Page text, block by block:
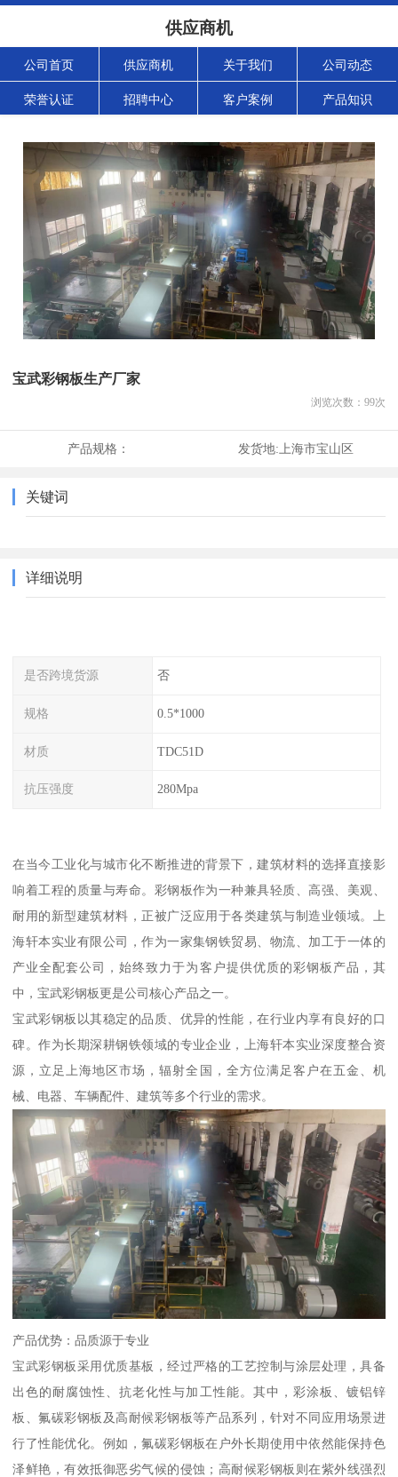
供应商机
公司首页 供应商机 关于我们 公司动态
荣誉认证 招聘中心 客户案例 产品知识
宝武彩钢板生产厂家
浏览次数： 99次
产品规格： 发货地: 上海市宝山区
关键词
详细说明
是否跨境货源 否
规格 0.5*1000
材质 TDC51D
抗压强度 280Mpa
在当今工业化与城市化不断推进的背景下，建筑材料的选择直接影
响着工程的质量与寿命。彩钢板作为一种兼具轻质、高强、美观、
耐用的新型建筑材料，正被广泛应用于各类建筑与制造业领域。上
海轩本实业有限公司，作为一家集钢铁贸易、物流、加工于一体的
产业全配套公司，始终致力于为客户提供优质的彩钢板产品，其
中，宝武彩钢板更是公司核心产品之一。
宝武彩钢板以其稳定的品质、优异的性能，在行业内享有良好的口
碑。作为长期深耕钢铁领域的专业企业，上海轩本实业深度整合资
源，立足上海地区市场，辐射全国，全方位满足客户在五金、机
械、电器、车辆配件、建筑等多个行业的需求。
产品优势：品质源于专业
宝武彩钢板采用优质基板，经过严格的工艺控制与涂层处理，具备
出色的耐腐蚀性、抗老化性与加工性能。其中，彩涂板、镀铝锌
板、氟碳彩钢板及高耐候彩钢板等产品系列，针对不同应用场景进
行了性能优化。例如，氟碳彩钢板在户外长期使用中依然能保持色
泽鲜艳，有效抵御恶劣气候的侵蚀；高耐候彩钢板则在紫外线强烈